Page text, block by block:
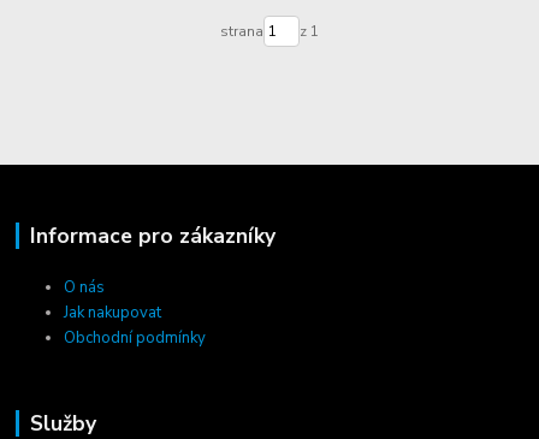
strana z 1
Informace pro zákazníky
O nás
Jak nakupovat
Obchodní podmínky
Služby